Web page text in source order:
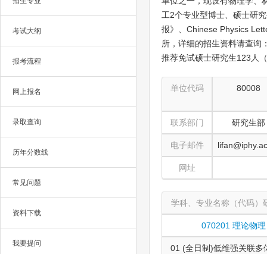
考试大纲
报考流程
网上报名
录取查询
历年分数线
常见问题
资料下载
我要提问
工2个专业型博士、硕士研
报》、Chinese Physics
所，详细的招生资料请查询
推荐免试硕士研究生123人
单位代码 80008
联系部门 研究生部
电子邮件
网址
学科、专业名称（代码）
070201 理论物理
01 (全日制)低维强关联多